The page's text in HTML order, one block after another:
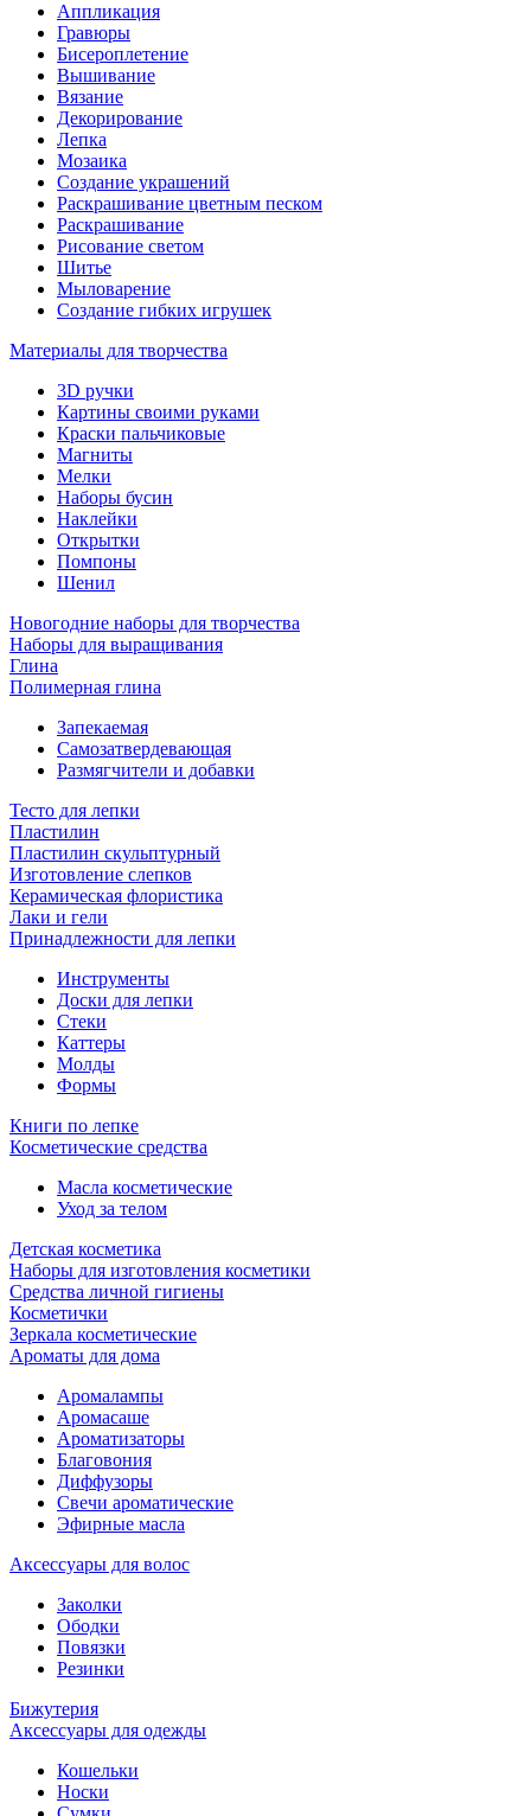
Аппликация
Гравюры
Бисероплетение
Вышивание
Вязание
Декорирование
Лепка
Мозаика
Создание украшений
Раскрашивание цветным песком
Раскрашивание
Рисование светом
Шитье
Мыловарение
Создание гибких игрушек
Материалы для творчества
3D ручки
Картины своими руками
Краски пальчиковые
Магниты
Мелки
Наборы бусин
Наклейки
Открытки
Помпоны
Шенил
Новогодние наборы для творчества
Наборы для выращивания
Глина
Полимерная глина
Запекаемая
Самозатвердевающая
Размягчители и добавки
Тесто для лепки
Пластилин
Пластилин скульптурный
Изготовление слепков
Керамическая флористика
Лаки и гели
Принадлежности для лепки
Инструменты
Доски для лепки
Стеки
Каттеры
Молды
Формы
Книги по лепке
Косметические средства
Масла косметические
Уход за телом
Детская косметика
Наборы для изготовления косметики
Средства личной гигиены
Косметички
Зеркала косметические
Ароматы для дома
Аромалампы
Аромасаше
Ароматизаторы
Благовония
Диффузоры
Свечи ароматические
Эфирные масла
Аксессуары для волос
Заколки
Ободки
Повязки
Резинки
Бижутерия
Аксессуары для одежды
Кошельки
Носки